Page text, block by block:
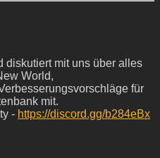
diskutiert mit uns über alles
World,
für
mit.
- https://discord.gg/b284eBx